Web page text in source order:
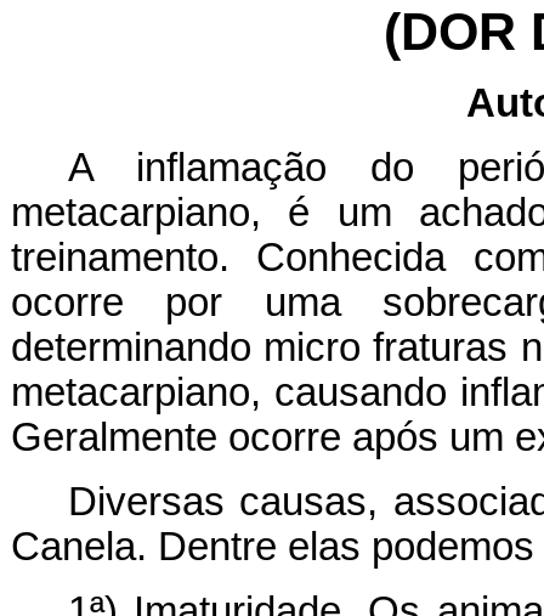
(DOR
A inflamação do
metacarpiano, é um
treinamento. Conhecida
ocorre por uma
determinando micro fraturas
metacarpiano, causando
Geralmente ocorre após um
Diversas causas,
Canela. Dentre elas